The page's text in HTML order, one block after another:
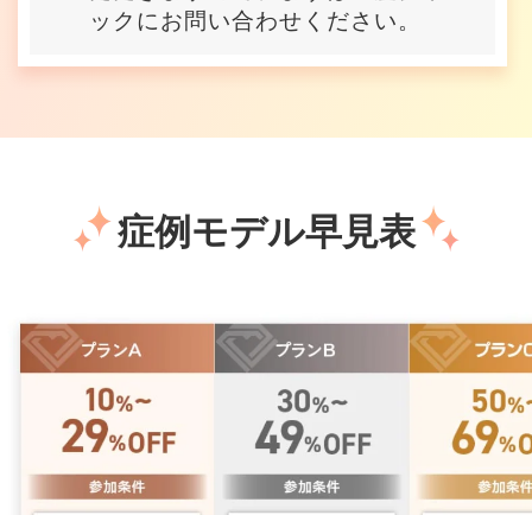
ックにお問い合わせください。
症例モデル早見表